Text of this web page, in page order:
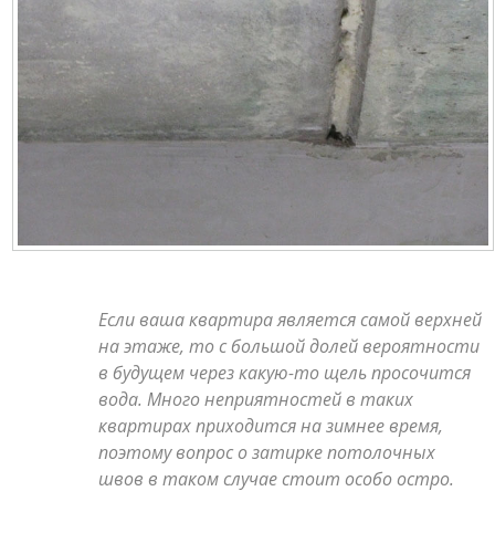
Если ваша квартира является самой верхней
на этаже, то с большой долей вероятности
в будущем через какую-то щель просочится
вода. Много неприятностей в таких
квартирах приходится на зимнее время,
поэтому вопрос о затирке потолочных
швов в таком случае стоит особо остро.